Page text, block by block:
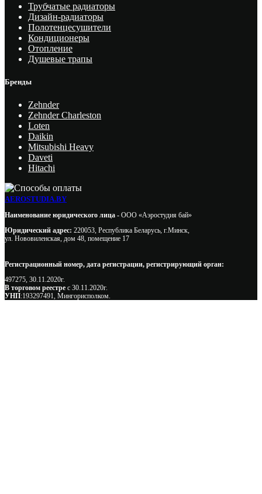
Трубчатые радиаторы
Дизайн-радиаторы
Полотенцесушители
Кондиционеры
Отопление
Душевые трапы
Бренды
Zehnder
Zehnder Charleston
Loten
Daikin
Mitsubishi Heavy
Daveti
Hitachi
AEROSTUDIA.BY
Наименование юридического лица - ООО «Аэростудия бай»
Юридический адрес: 220053, Республика Беларусь, г.Минск,
ул. Нововиленская, дом 48, помещение 17
Регистрационный номер, дата регистрации, регистрирующий орган:
497275, 30.11.2020г.
В торговом реестре с 30.11.2020г.
УНП:193297491, Мингорисполком.